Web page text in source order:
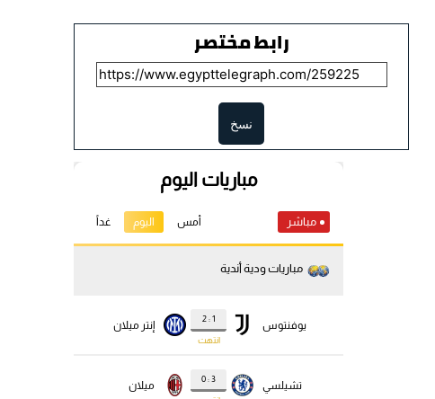
رابط مختصر
نسخ